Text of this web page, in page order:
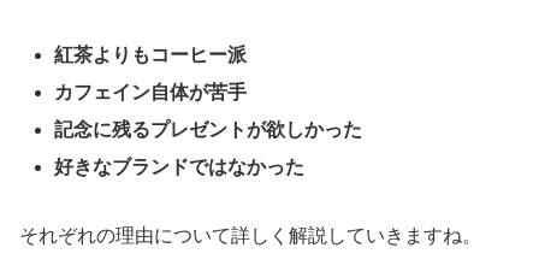
紅茶よりもコーヒー派
カフェイン自体が苦手
記念に残るプレゼントが欲しかった
好きなブランドではなかった
それぞれの理由について詳しく解説していきますね。